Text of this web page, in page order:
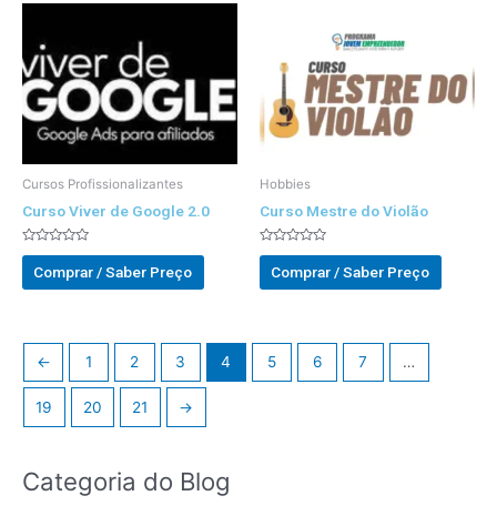
Cursos Profissionalizantes
Curso Viver de Google 2.0
Avaliado
out
of
Comprar / Saber Preço
Hobbies
Curso Mestre do Violão
Avaliado
out
of
Comprar / Saber Preço
← 1 2 3 4 5 6 7 …
19 20 21 →
Categoria do Blog
Categoria
do